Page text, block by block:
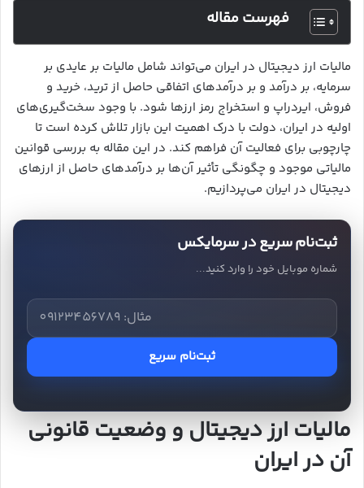
فهرست مقاله
مالیات ارز دیجیتال در ایران می‌تواند شامل مالیات بر عایدی بر
سرمایه، بر درآمد و بر درآمدهای اتفاقی حاصل از ترید، خرید و
فروش، ایردراپ و استخراج رمز ارزها شود. با وجود سخت‌گیری‌های
اولیه در ایران، دولت با درک اهمیت این بازار تلاش کرده است تا
چارچوبی برای فعالیت آن فراهم کند. در این مقاله به بررسی قوانین
مالیاتی موجود و چگونگی تأثیر آن‌ها بر درآمدهای حاصل از ارزهای
دیجیتال در ایران می‌پردازیم.
ثبت‌نام سریع در سرمایکس
شماره موبایل خود را وارد کنید...
ثبت‌نام سریع
مالیات ارز دیجیتال و وضعیت قانونی
آن در ایران